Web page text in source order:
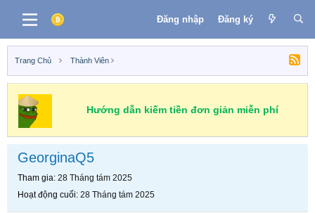
Đăng nhập Đăng ký
Trang Chủ Thành Viên
Hướng dẫn kiếm tiền đơn giản miễn phí
GeorginaQ5
Tham gia 28 Tháng tám 2025
Hoạt động cuối 28 Tháng tám 2025